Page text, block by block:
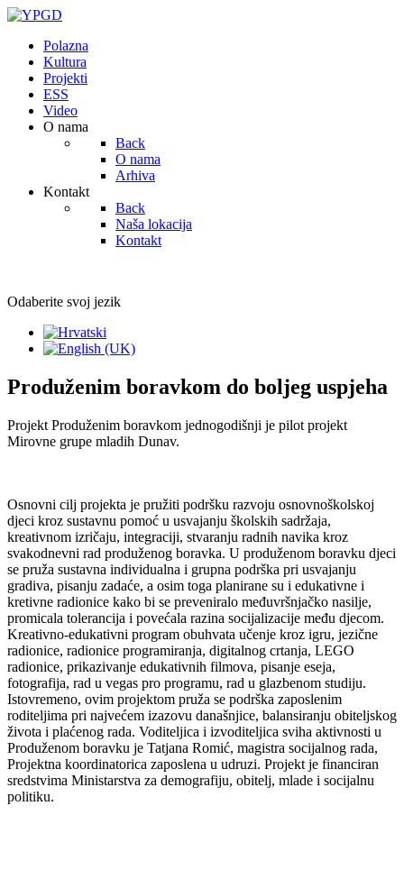
Polazna
Kultura
Projekti
ESS
Video
O nama
Back
O nama
Arhiva
Kontakt
Back
Naša lokacija
Kontakt
Odaberite svoj jezik
Produženim boravkom do boljeg uspjeha
Projekt Produženim boravkom jednogodišnji je pilot projekt
Mirovne grupe mladih Dunav.
Osnovni cilj projekta je pružiti podršku razvoju osnovnoškolskoj
djeci kroz sustavnu pomoć u usvajanju školskih sadržaja,
kreativnom izričaju, integraciji, stvaranju radnih navika kroz
svakodnevni rad produženog boravka. U produženom boravku djeci
se pruža sustavna individualna i grupna podrška pri usvajanju
gradiva, pisanju zadaće, a osim toga planirane su i edukativne i
kretivne radionice kako bi se preveniralo međuvršnjačko nasilje,
promicala tolerancija i povećala razina socijalizacije među djecom.
Kreativno-edukativni program obuhvata učenje kroz igru, jezične
radionice, radionice programiranja, digitalnog crtanja, LEGO
radionice, prikazivanje edukativnih filmova, pisanje eseja,
fotografija, rad u vegas pro programu, rad u glazbenom studiju.
Istovremeno, ovim projektom pruža se podrška zaposlenim
roditeljima pri najvećem izazovu današnjice, balansiranju obiteljskog
života i plaćenog rada. Voditeljica i izvoditeljica sviha aktivnosti u
Produženom boravku je Tatjana Romić, magistra socijalnog rada,
Projektna koordinatorica zaposlena u udruzi. Projekt je financiran
sredstvima Ministarstva za demografiju, obitelj, mlade i socijalnu
politiku.